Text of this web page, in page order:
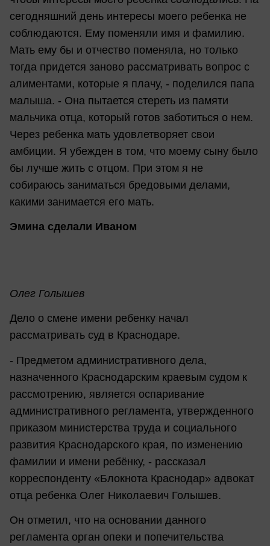
сегодняшний день интересы моего ребенка не
соблюдаются. Ему поменяли имя и фамилию.
Мать ему бы и отчество поменяла, но только
тогда придется заново рассматривать вопрос с
алиментами, которые я плачу, - поделился папа
малыша. - Она пытается стереть из памяти
мальчика отца, который готов заботиться о нем.
Через ребенка мать удовлетворяет свои
амбиции. Я убежден в том, что моему сыну было
бы лучше жить с отцом. При этом я не
собираюсь заниматься бредовыми делами,
какими занимается его мать.
Эмина сделали Иваном
Олег Голышев
Дело о смене имени ребенку начал
рассматривать суд в Краснодаре.
- Предметом административного дела,
назначенного Краснодарским краевым судом к
рассмотрению, является оспаривание
административного регламента, утвержденного
приказом министерства труда и социального
развития Краснодарского края, по изменению
фамилии и имени ребёнку, - рассказал
корреспонденту «Блокнота Краснодар» адвокат
отца ребенка Олег Николаевич Голышев.
Он отметил, что на основании данного
регламента орган опеки и попечительства